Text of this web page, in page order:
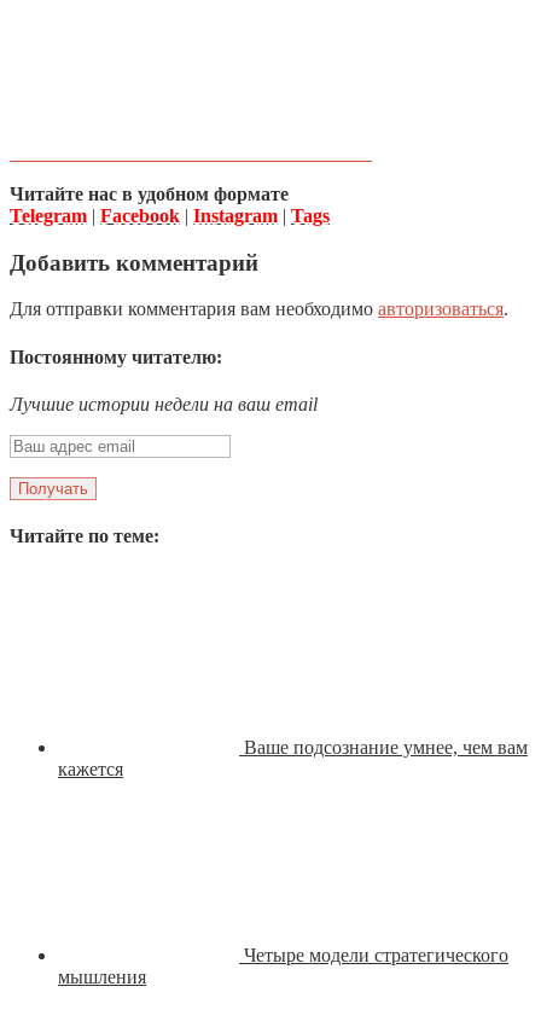
Читайте нас в удобном формате
Telegram | Facebook | Instagram | Tags
Добавить комментарий
Для отправки комментария вам необходимо авторизоваться.
Постоянному читателю:
Лучшие истории недели на ваш email
Читайте по теме:
Ваше подсознание умнее, чем вам
кажется
Четыре модели стратегического
мышления